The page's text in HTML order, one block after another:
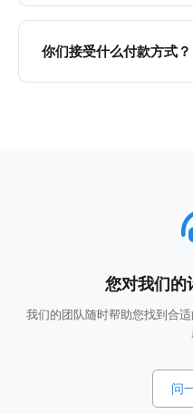
你们接受什么付款方式？
您对我们的
我们的团队随时帮助您找到合
问